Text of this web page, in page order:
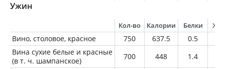
Ужин
Кол-во Калории Белки
Вино, столовое, красное 750 637.5 0.5
Вина сухие белые и красные
(в т. ч. шампанское)
700 448 1.4